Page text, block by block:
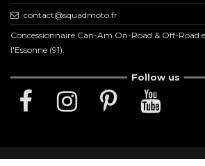
contact@squadmoto.fr
Concessionnaire Can-Am On-Road & Off-Road
l'Essonne (91).
Follow us